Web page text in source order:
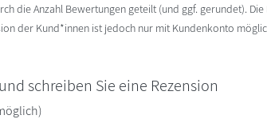
die Anzahl Bewertungen geteilt (und ggf. gerundet).
der Kund*innen ist jedoch nur mit Kundenkonto
schreiben Sie eine Rezension